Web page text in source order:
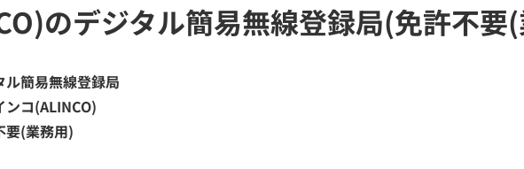
のデジタル簡易無線登録局(免許不要
ル簡易無線登録局
ンコ(ALINCO)
要(業務用)